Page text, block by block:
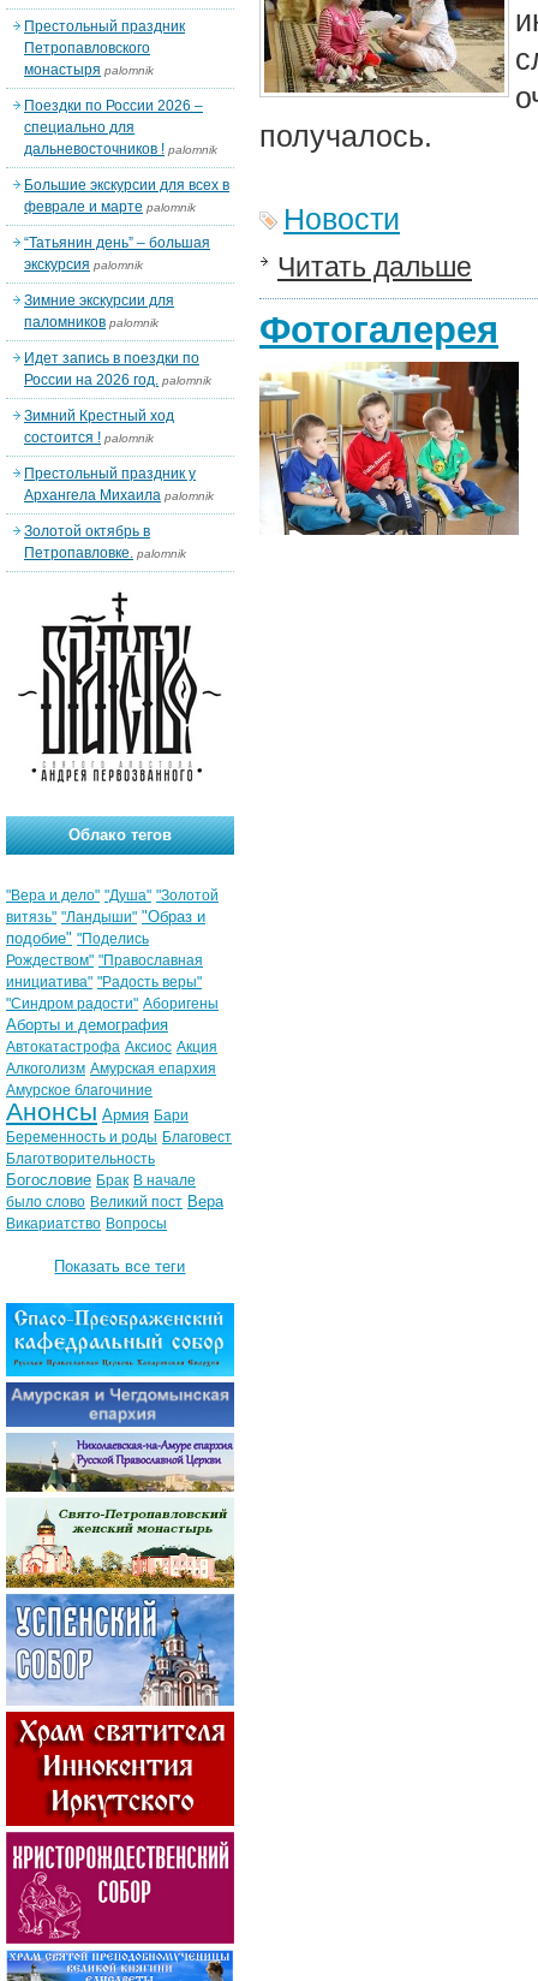
получалось.
Новости
Читать дальше
Фотогалерея
Престольный праздник
Петропавловского
монастыря palomnik
Поездки по России 2026 –
специально для
дальневосточников ! palomnik
Большие экскурсии для всех в
феврале и марте palomnik
“Татьянин день” – большая
экскурсия palomnik
Зимние экскурсии для
паломников palomnik
Идет запись в поездки по
России на 2026 год. palomnik
Зимний Крестный ход
состоится ! palomnik
Престольный праздник у
Архангела Михаила palomnik
Золотой октябрь в
Петропавловке. palomnik
Облако тегов
"Вера и дело" "Душа" "Золотой
витязь" "Ландыши" "Образ и
подобие" "Поделись
Рождеством" "Православная
инициатива" "Радость веры"
"Синдром радости" Аборигены
Аборты и демография
Автокатастрофа Аксиос Акция
Алкоголизм Амурская епархия
Амурское благочиние
Анонсы Армия Бари
Беременность и роды Благовест
Благотворительность
Богословие Брак В начале
было слово Великий пост Вера
Викариатство Вопросы
Показать все теги